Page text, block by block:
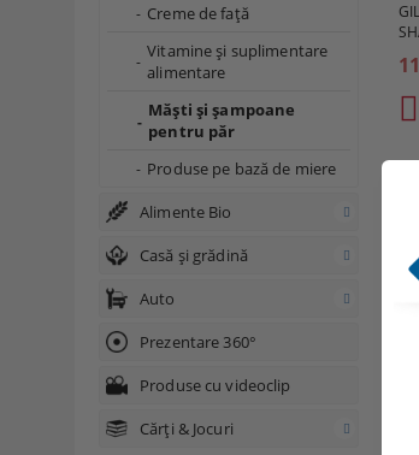
Creme de faţă
Vitamine şi suplimentare
alimentare
Măşti şi şampoane
pentru păr
Produse pe bază de miere
Alimente Bio
Casă și grădină
Auto
Prezentare 360°
Produse cu videoclip
Cărți & Jocuri